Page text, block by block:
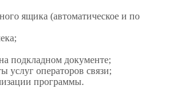
ящика (автоматическое и по
подкладном документе;
услуг операторов связи;
программы.